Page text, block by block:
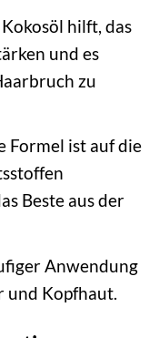
Kokosöl hilft, das
und es
zu
Formel ist auf die
Beste aus der
Anwendung
und Kopfhaut.